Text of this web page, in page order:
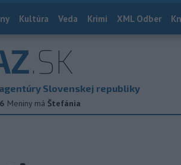
Kultúra Veda Krimi XML Odber
.SK
Slovenskej republiky
Meniny má Štefánia